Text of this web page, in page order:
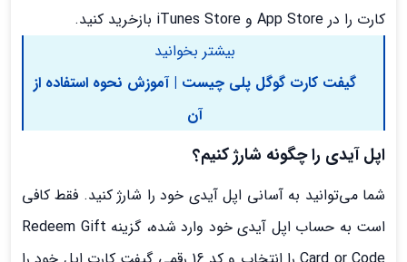
کارت را در App Store و iTunes Store بازخرید کنید.
بیشتر بخوانید
گیفت کارت گوگل پلی چیست | آموزش نحوه استفاده از
آن
اپل آیدی را چگونه شارژ کنیم؟
شما می‌توانید به آسانی اپل آیدی خود را شارژ کنید. فقط کافی
است به حساب اپل آیدی خود وارد شده، گزینه Redeem Gift